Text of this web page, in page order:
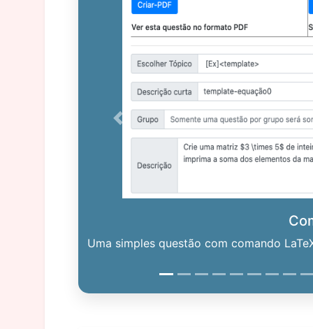
Uma simples questão com comando
Previous